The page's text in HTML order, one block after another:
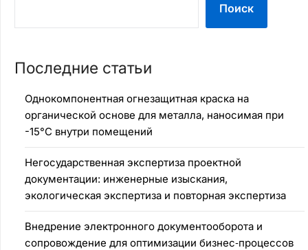
Поиск
Последние статьи
Однокомпонентная огнезащитная краска на
органической основе для металла, наносимая при
-15°C внутри помещений
Негосударственная экспертиза проектной
документации: инженерные изыскания,
экологическая экспертиза и повторная экспертиза
Внедрение электронного документооборота и
сопровождение для оптимизации бизнес‑процессов